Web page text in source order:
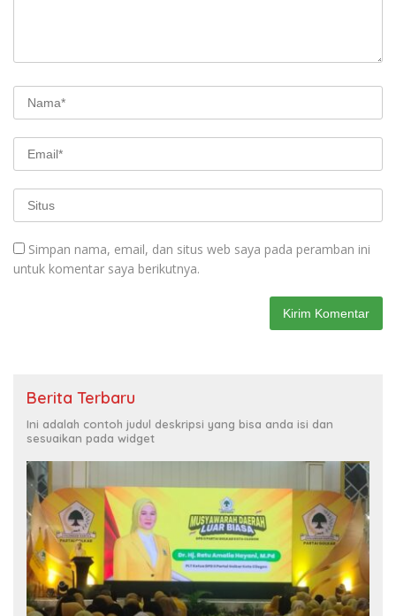
Simpan nama, email, dan situs web saya pada peramban ini
untuk komentar saya berikutnya.
Berita Terbaru
Ini adalah contoh judul deskripsi yang bisa anda isi dan
sesuaikan pada widget